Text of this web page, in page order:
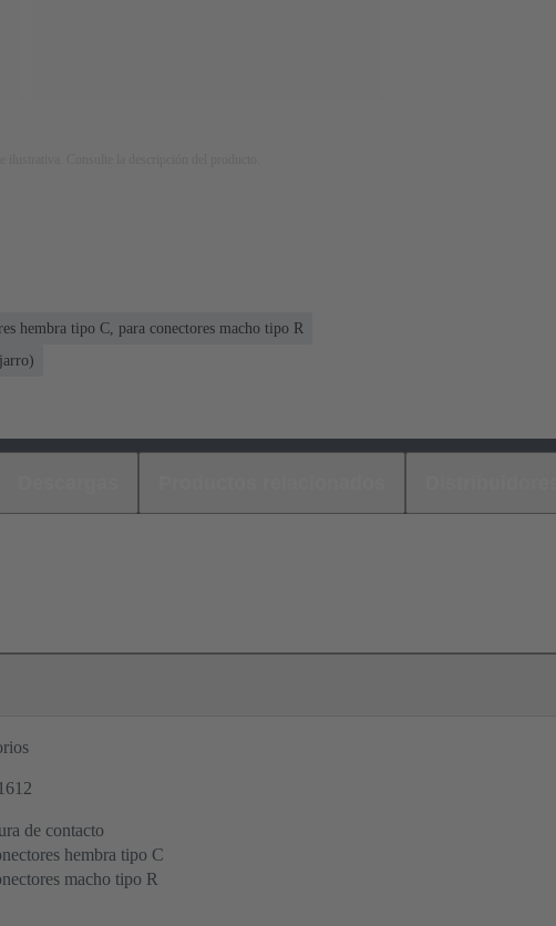
hembra tipo C, para conectores macho tipo R
de contacto
hembra tipo C
macho tipo R